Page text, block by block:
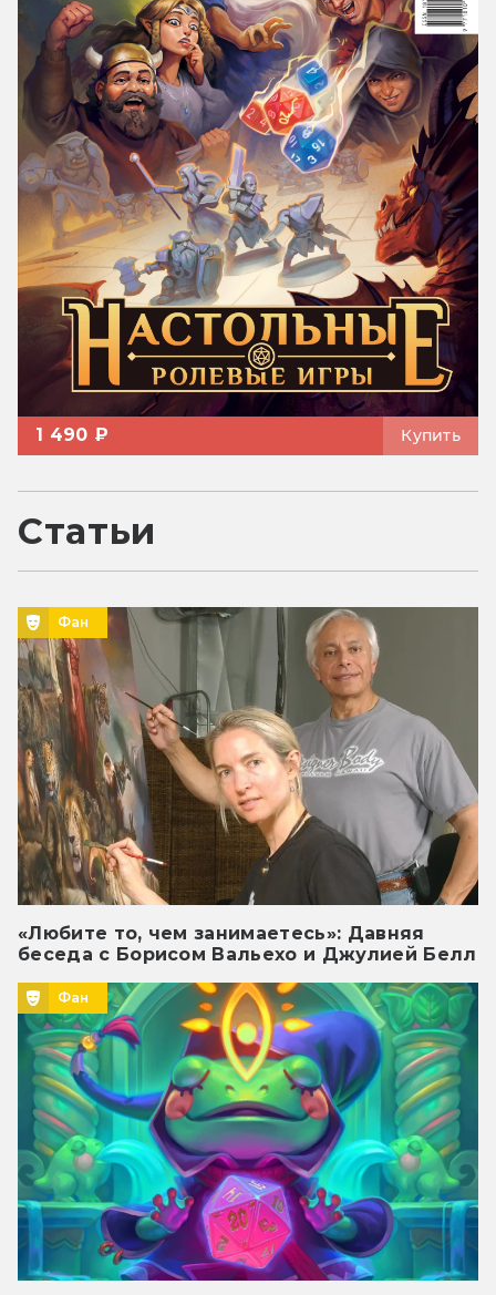
1 490 ₽ Купить
Статьи
Фан
«Любите то, чем занимаетесь»: Давняя
беседа с Борисом Вальехо и Джулией Белл
Фан